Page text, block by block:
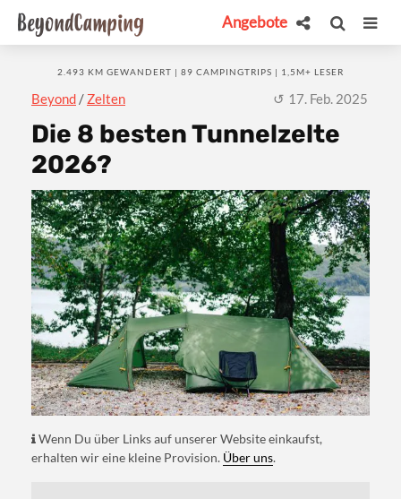
Angebote
Beyond / Zelten
2.493 KM GEWANDERT | 89 CAMPINGTRIPS | 1,5M+ LESER
17. Feb. 2025
Die 8 besten Tunnelzelte
2026?
Wenn Du über Links auf unserer Website einkaufst,
erhalten wir eine kleine Provision. Über uns.